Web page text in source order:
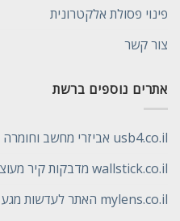
פינוי פסולת אלקטרונית
צור קשר
אתרים נוספים ברשת
usb4.co.il אביזרי מחשב וחומרה
wallstick.co.il מדבקות קיר מעוצבות
mylens.co.il האתר לעדשות מגע